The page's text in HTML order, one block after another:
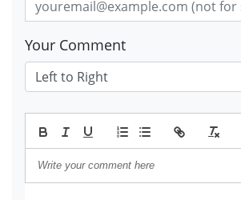
Your Comment